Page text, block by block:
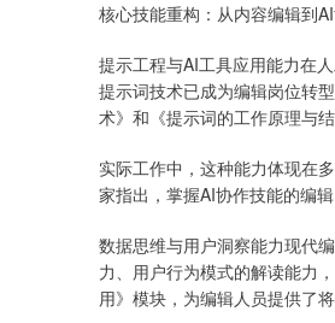
核心技能重构：从内容编辑到
提示工程与AI工具应用能力在
提示词技术已成为编辑岗位转
术》和《提示词的工作原理与
实际工作中，这种能力体现在
家指出，掌握AI协作技能的编
数据思维与用户洞察能力现代
力、用户行为模式的解读能力
用》模块，为编辑人员提供了